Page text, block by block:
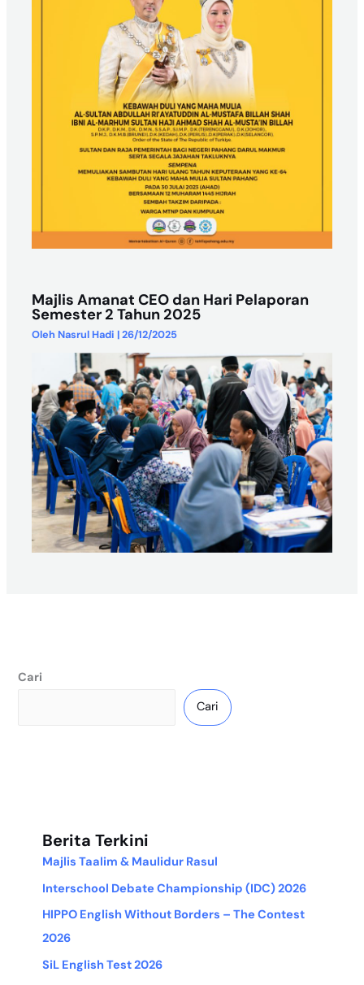
Majlis Amanat CEO dan Hari Pelaporan
Semester 2 Tahun 2025
Oleh Nasrul Hadi |26/12/2025
Cari
Cari
Berita Terkini
Majlis Taalim & Maulidur Rasul
Interschool Debate Championship (IDC) 2026
HIPPO English Without Borders – The Contest
2026
SiL English Test 2026